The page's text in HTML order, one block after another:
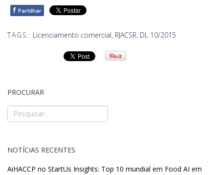
f Partilhar
TAGS: Licenciamento comercial, RJACSR, DL 10/2015
PROCURAR
NOTÍCIAS RECENTES
AiHACCP no StartUs Insights: Top 10 mundial em Food AI em